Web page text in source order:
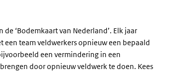
‘Bodemkaart van Nederland’. Elk jaar
een team veldwerkers opnieuw een bepaald
een vermindering in een
door opnieuw veldwerk te doen. Kees